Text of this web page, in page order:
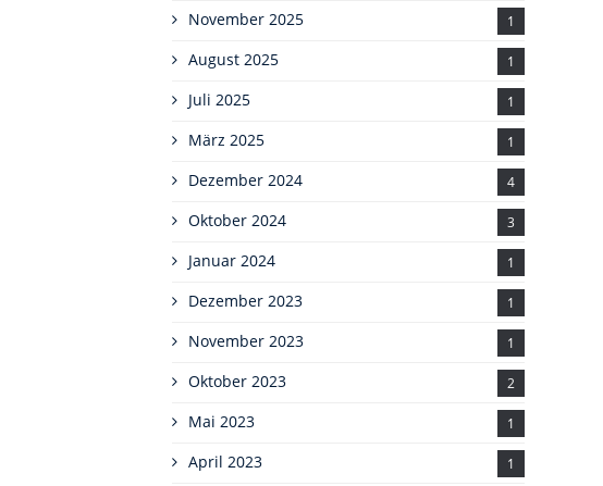
November 2025 1
August 2025 1
Juli 2025 1
März 2025 1
Dezember 2024 4
Oktober 2024 3
Januar 2024 1
Dezember 2023 1
November 2023 1
Oktober 2023 2
Mai 2023 1
April 2023 1